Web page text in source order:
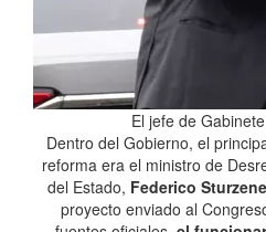
El jefe de
Dentro del Gobierno, el
reforma era el ministro de
del Estado, Federico
proyecto enviado al